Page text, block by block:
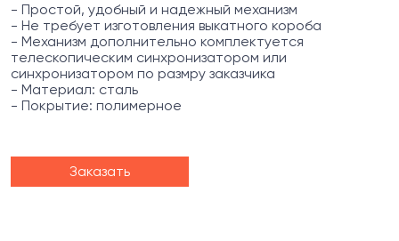
- Простой, удобный и надежный механизм
- Не требует изготовления выкатного короба
- Механизм дополнительно комплектуется
телескопическим синхронизатором или
синхронизатором по размру заказчика
- Материал: сталь
- Покрытие: полимерное
Заказать